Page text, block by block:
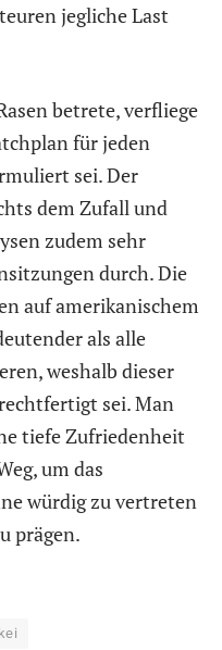
jegliche Last
betrete, verfliege
für jeden
sei. Der
dem Zufall und
zudem sehr
durch. Die
auf amerikanischem
als alle
weshalb dieser
sei. Man
tiefe Zufriedenheit
um das
würdig zu vertreten
prägen.